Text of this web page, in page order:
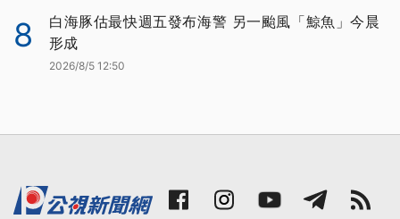
8
白海豚估最快週五發布海警 另一颱風「鯨魚」今晨
形成
2026/8/5 12:50